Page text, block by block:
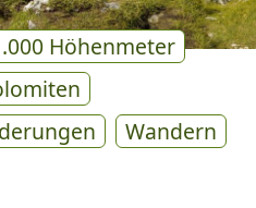
Höhenmeter
Wandern